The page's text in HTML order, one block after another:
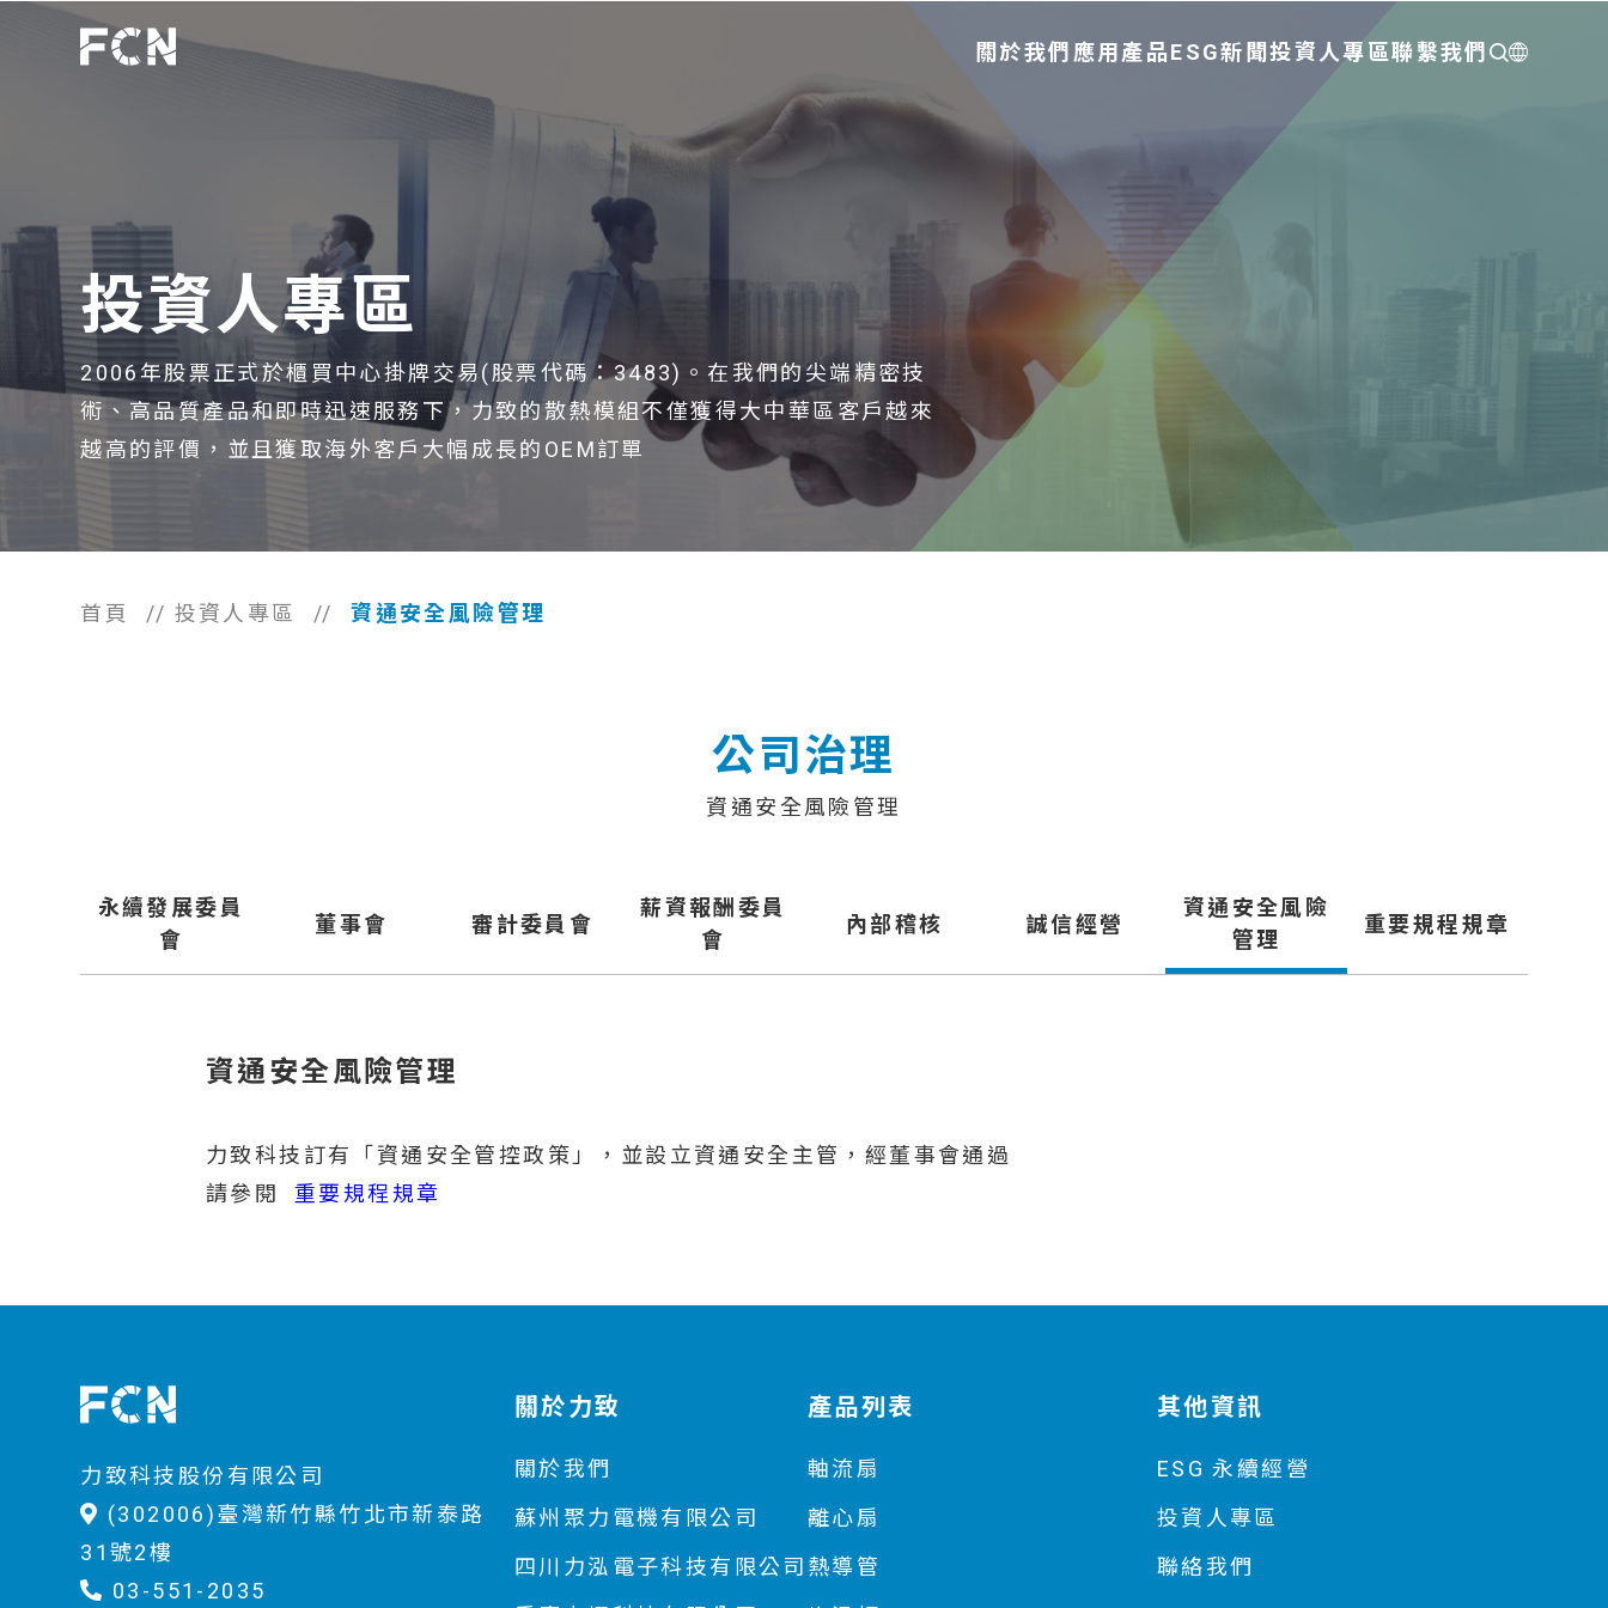
關於我們 應用產品ESG新聞投資人專區聯繫我們
投資人專區
2006年股票正式於櫃買中心掛牌交易(股票代碼：3483)。在我們的尖端精密技
術、高品質產品和即時迅速服務下，力致的散熱模組不僅獲得大中華區客戶越來
越高的評價，並且獲取海外客戶大幅成長的OEM訂單
首頁 // 投資人專區 // 資通安全風險管理
公司治理
資通安全風險管理
永續發展委員
會
董事會 審計委員會
薪資報酬委員
會
內部稽核 誠信經營
資通安全風險
管理
重要規程規章
資通安全風險管理
力致科技訂有「資通安全管控政策」，並設立資通安全主管，經董事會通過
請參閱 重要規程規章
力致科技股份有限公司
(302006)臺灣新竹縣竹北市新泰路
31號2樓
03-551-2035
關於力致
關於我們
蘇州聚力電機有限公司
四川力泓電子科技有限公司
產品列表
軸流扇
離心扇
熱導管
其他資訊
ESG 永續經營
投資人專區
聯絡我們